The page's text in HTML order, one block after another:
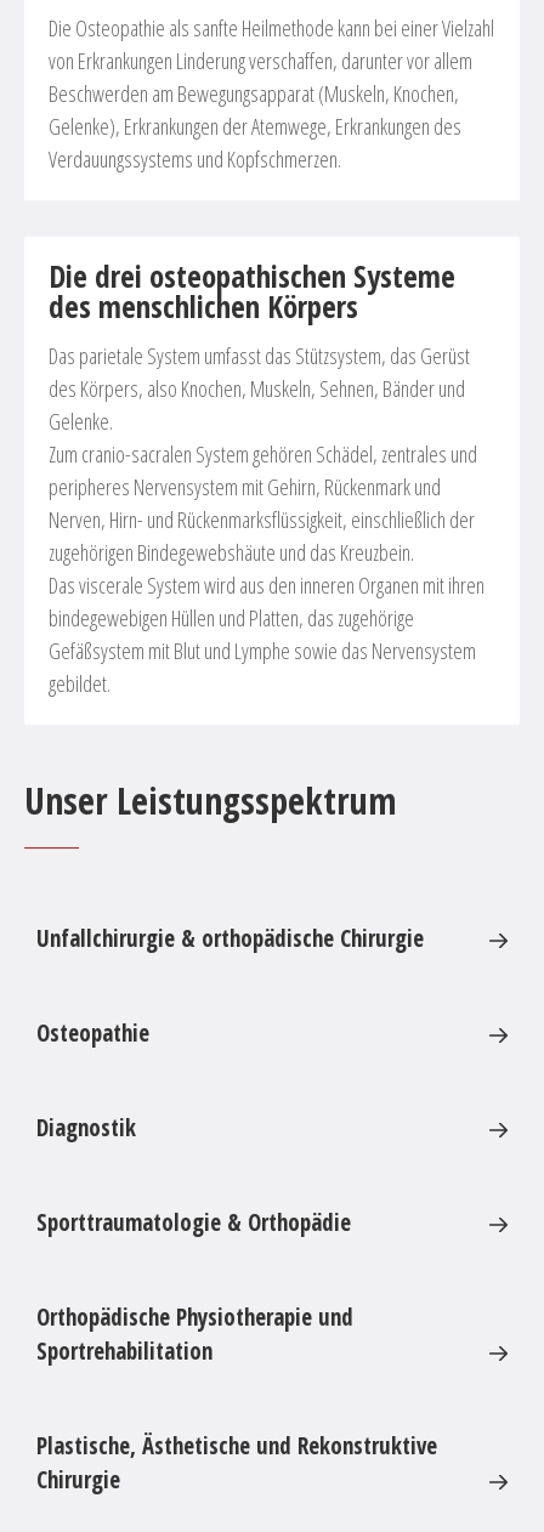
Die Osteopathie als sanfte Heilmethode kann bei einer Vielzahl
von Erkrankungen Linderung verschaffen, darunter vor allem
Beschwerden am Bewegungsapparat (Muskeln, Knochen,
Gelenke), Erkrankungen der Atemwege, Erkrankungen des
Verdauungssystems und Kopfschmerzen.
Die drei osteopathischen Systeme
des menschlichen Körpers
Das parietale System umfasst das Stützsystem, das Gerüst
des Körpers, also Knochen, Muskeln, Sehnen, Bänder und
Gelenke.
Zum cranio-sacralen System gehören Schädel, zentrales und
peripheres Nervensystem mit Gehirn, Rückenmark und
Nerven, Hirn- und Rückenmarksflüssigkeit, einschließlich der
zugehörigen Bindegewebshäute und das Kreuzbein.
Das viscerale System wird aus den inneren Organen mit ihren
bindegewebigen Hüllen und Platten, das zugehörige
Gefäßsystem mit Blut und Lymphe sowie das Nervensystem
gebildet.
Unser Leistungsspektrum
Unfallchirurgie & orthopädische Chirurgie
Osteopathie
Diagnostik
Sporttraumatologie & Orthopädie
Orthopädische Physiotherapie und
Sportrehabilitation
Plastische, Ästhetische und Rekonstruktive
Chirurgie